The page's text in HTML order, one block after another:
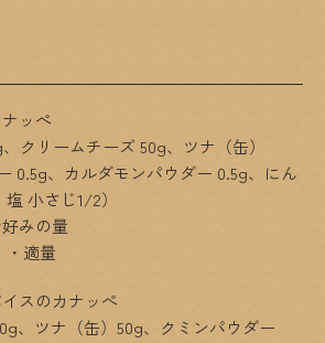
ッぺ
クリームチーズ 50g、ツナ（缶）
0.5g、カルダモンパウダー 0.5g、にん
小さじ1/2）
みの量
・適量
スのカナッぺ
、ツナ（缶）50g、クミンパウダー